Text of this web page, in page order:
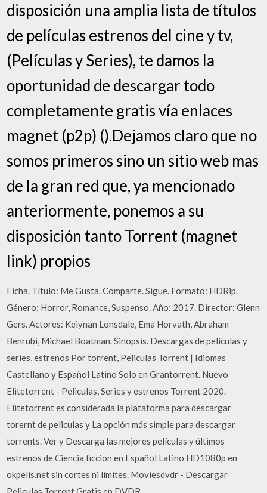
disposición una amplia lista de títulos
de películas estrenos del cine y tv,
(Películas y Series), te damos la
oportunidad de descargar todo
completamente gratis vía enlaces
magnet (p2p) ().Dejamos claro que no
somos primeros sino un sitio web mas
de la gran red que, ya mencionado
anteriormente, ponemos a su
disposición tanto Torrent (magnet
link) propios
Ficha. Título: Me Gusta. Comparte. Sigue. Formato: HDRip.
Género: Horror, Romance, Suspenso. Año: 2017. Director: Glenn
Gers. Actores: Keiynan Lonsdale, Ema Horvath, Abraham
Benrubi, Michael Boatman. Sinopsis. Descargas de películas y
series, estrenos Por torrent, Peliculas Torrent | Idiomas
Castellano y Español Latino Solo en Grantorrent. Nuevo
Elitetorrent - Peliculas, Series y estrenos Torrent 2020.
Elitetorrent es considerada la plataforma para descargar
torernt de peliculas y La opción más simple para descargar
torrents. Ver y Descarga las mejores películas y últimos
estrenos de Ciencia ficcion en Español Latino HD1080p en
okpelis.net sin cortes ni limites. Moviesdvdr - Descargar